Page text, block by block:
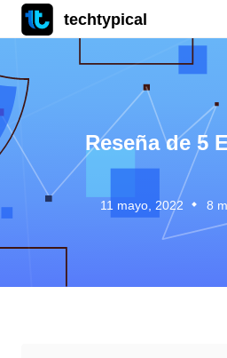
techtypical
Reseña de 5
11 mayo, 2022 8